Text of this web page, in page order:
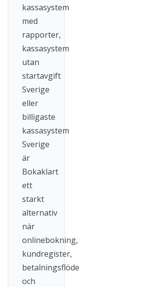
kassasystem
med
rapporter,
kassasystem
utan
startavgift
Sverige
eller
billigaste
kassasystem
Sverige
är
Bokaklart
ett
starkt
alternativ
när
onlinebokning,
kundregister,
betalningsflöde
och